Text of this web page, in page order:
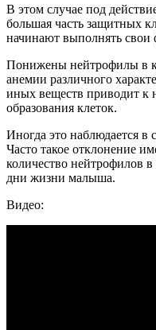
В этом случае под
большая часть защитных
начинают выполнять свои
Понижены нейтрофилы в
анемии различного
иных веществ приводит к
образования клеток.
Иногда это наблюдается в
Часто такое отклонение
количество нейтрофилов
дни жизни малыша.
Видео: